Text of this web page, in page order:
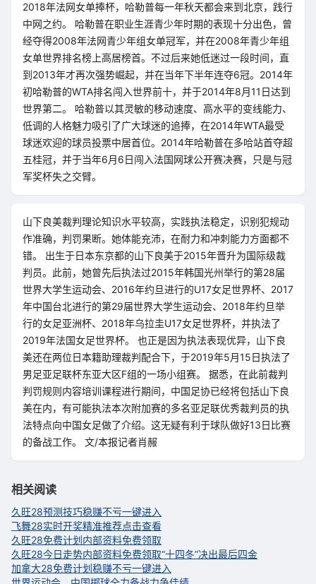
2018年法网女单捧杯，哈勒普每一年秋天都会来到北京，践行
中网之约。 哈勒普在职业生涯青少年时期的表现十分出色，曾
经夺得2008年法网青少年组女单冠军，并在2008年青少年组
女单世界排名榜上高居榜首。不过后来她低迷过一段时间，直
到2013年才再次强势崛起，并在当年下半年连夺6冠。2014年
初哈勒普的WTA排名闯入世界前十，并于2014年8月11日达到
世界第二。 哈勒普以其灵敏的移动速度、高水平的变线能力、
低调的人格魅力吸引了广大球迷的追捧，在2014年WTA最受
球迷欢迎的球员投票中居首位。2014年哈勒普在多哈站首夺超
五桂冠，并于当年6月6日闯入法国网球公开赛决赛，只是与冠
军奖杯失之交臂。
山下良美裁判理论知识水平较高，实践执法稳定，识别犯规动
作准确，判罚果断。她体能充沛，在耐力和冲刺能力方面都不
错。 出生于日本东京都的山下良美于2015年晋升为国际级裁
判员。此前，她曾先后执法过2015年韩国光州举行的第28届
世界大学生运动会、2016年约旦进行的U17女足世界杯、2017
年中国台北进行的第29届世界大学生运动会、2018年约旦举
行的女足亚洲杯、2018年乌拉圭U17女足世界杯，并执法了
2019年法国女足世界杯。 也正是因为执法表现优异，山下良
美还在两位日本籍助理裁判配合下，于2019年5月15日执法了
男足亚足联杯东亚大区F组的一场小组赛。 据悉，在此前裁判
判罚规则内容培训课程进行期间，中国足协已经将包括山下良
美在内，有可能执法本次附加赛的多名亚足联优秀裁判员的执
法特点向中国女足做了介绍。这无疑有利于球队做好13日比赛
的备战工作。 文/本报记者肖赧
相关阅读
久旺28预测技巧稳赚不亏一键进入
飞舞28实时开奖精准推荐点击查看
久旺28免费计划内部资料免费领取
久旺28今日走势内部资料免费领取“十四冬”决出最后四金
加拿大28免费计划稳赚不亏一键进入